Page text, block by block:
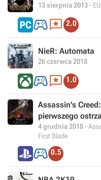
13 sierpnia 2013-
 2.0
NieR: Automata
26 czerwca 2018
 1.0
Assassin's
pierwszego ostrza
4 grudnia 2018-
First Blade
 0.5